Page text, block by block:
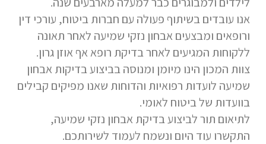
אנו עובדים בשיתוף פעולה עם חברות ביטוח, עורכי דין
ורופאים ומבצעים אבחון נזקי שמיעה לאחר תאונה
ללקוחות המגיעים לאחר בדיקת רופא אף אוזן גרון.
צוות המכון הינו מיומן ומנוסה בביצוע בדיקות אבחון
שמיעה לועדות רפואיות והדוחות שאנו מפיקים קבילים
בוועדות של ביטוח לאומי.
לתיאום תור לביצוע בדיקת אבחון נזקי שמיעה,
התקשרו עוד היום ונשמח לעמוד לשירותכם.